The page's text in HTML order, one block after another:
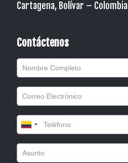
Cartagena, Bolívar – Colombia
Contáctenos